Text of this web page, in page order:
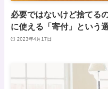
必要ではないけど捨てる
に使える「寄付」という
2023年4月17日